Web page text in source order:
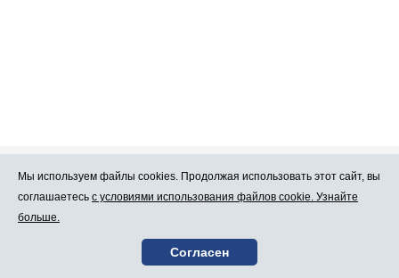
Про Atlants.lv Реклама
Контакты
Условия
пользования
Мы используем файлы cookies. Продолжая использовать этот сайт, вы
соглашаетесь с условиями использования файлов cookie. Узнайте
больше.
Согласен